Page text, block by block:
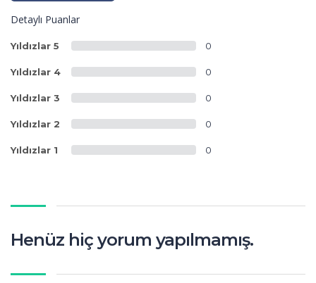
Detaylı Puanlar
Yıldızlar 5 0
Yıldızlar 4 0
Yıldızlar 3 0
Yıldızlar 2 0
Yıldızlar 1 0
Henüz hiç yorum yapılmamış.